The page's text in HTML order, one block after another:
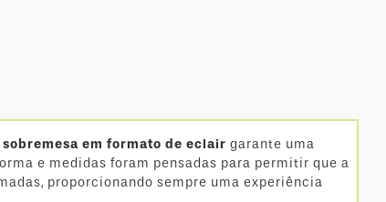
em formato de eclair garante uma
e medidas foram pensadas para permitir que a
proporcionando sempre uma experiência